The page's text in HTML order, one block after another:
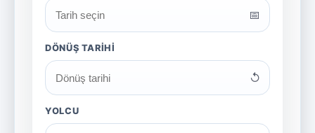
📅
DÖNÜŞ TARIHI
↺
YOLCU